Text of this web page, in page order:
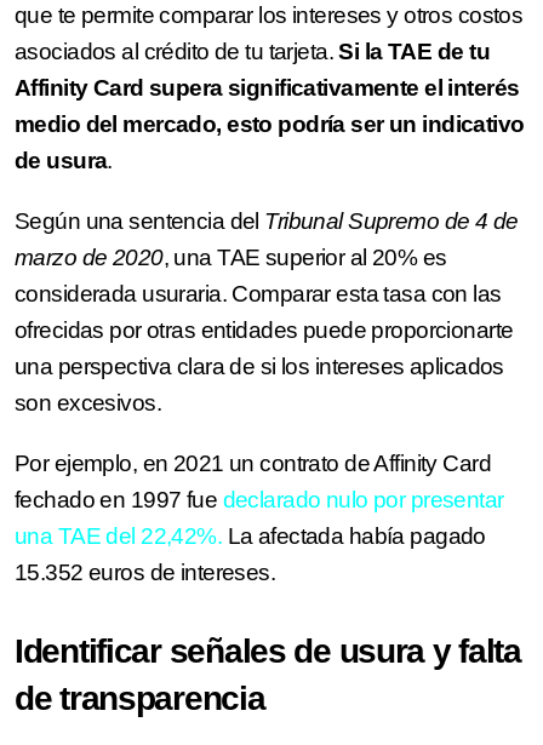
que te permite comparar los intereses y otros costos
asociados al crédito de tu tarjeta.Si la TAE de tu
Affinity Card supera significativamente el interés
medio del mercado, esto podría ser un indicativo
de usura.
Según una sentencia del Tribunal Supremo de 4 de
marzo de 2020, una TAE superior al 20% es
considerada usuraria. Comparar esta tasa con las
ofrecidas por otras entidades puede proporcionarte
una perspectiva clara de si los intereses aplicados
son excesivos.
Por ejemplo, en 2021 un contrato de Affinity Card
fechado en 1997 fue declarado nulo por presentar
una TAE del 22,42%. La afectada había pagado
15.352 euros de intereses.
Identificar señales de usura y falta
de transparencia